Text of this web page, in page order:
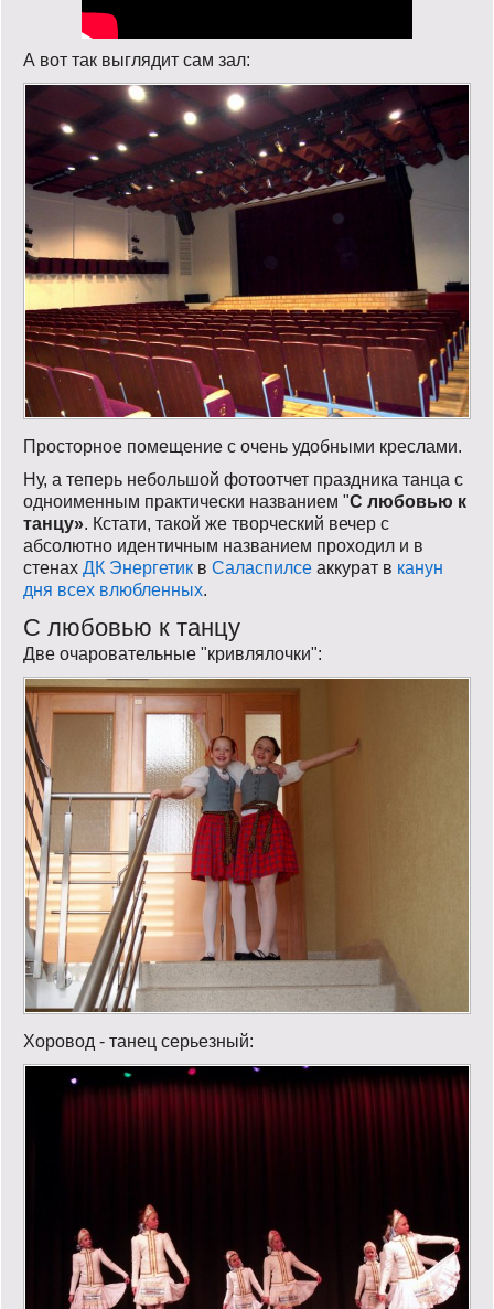
А вот так выглядит сам зал:
Просторное помещение с очень удобными креслами.
Ну, а теперь небольшой фотоотчет праздника танца с
одноименным практически названием "С любовью к
танцу». Кстати, такой же творческий вечер с
абсолютно идентичным названием проходил и в
стенах ДК Энергетик в Саласпилсе аккурат в канун
дня всех влюбленных.
С любовью к танцу
Две очаровательные "кривлялочки":
Хоровод - танец серьезный: